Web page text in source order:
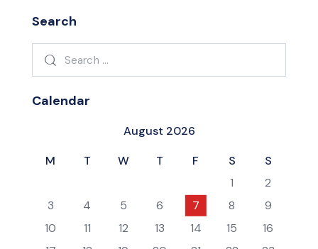
Search
Search
Calendar
August 2026
M
T W T F S
S
1
2
3
4 5 6 7 8
9
10
11 12 13 14 15
16